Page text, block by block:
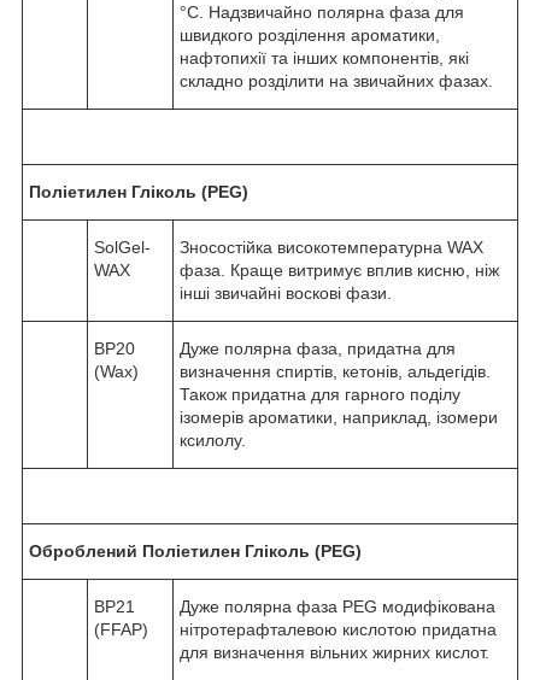
°C. Надзвичайно полярна фаза для
швидкого розділення ароматики,
нафтопихії та інших компонентів, які
складно розділити на звичайних фазах.
Поліетилен Гліколь (PEG)
SolGel-
WAX
Зносостійка високотемпературна WAX
фаза. Краще витримує вплив кисню, ніж
інші звичайні воскові фази.
BP20
(Wax)
Дуже полярна фаза, придатна для
визначення спиртів, кетонів, альдегідів.
Також придатна для гарного поділу
ізомерів ароматики, наприклад, ізомери
ксилолу.
Оброблений Поліетилен Гліколь (PEG)
BP21
(FFAP)
Дуже полярна фаза PEG модифікована
нітротерафталевою кислотою придатна
для визначення вільних жирних кислот.